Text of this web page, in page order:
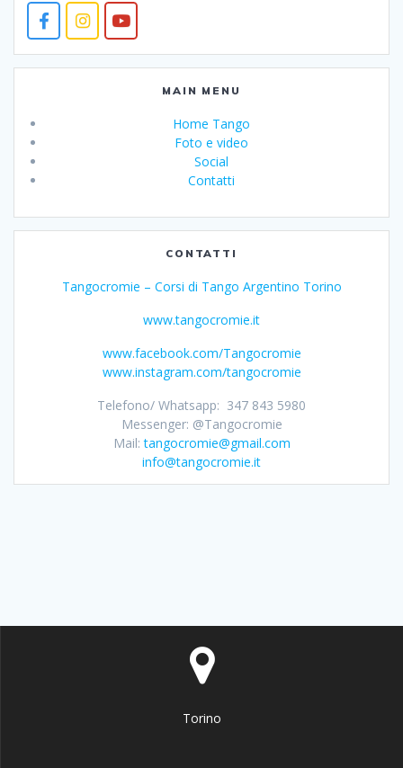
MAIN MENU
Home Tango
Foto e video
Social
Contatti
CONTATTI
Tangocromie – Corsi di Tango Argentino Torino
www.tangocromie.it
www.facebook.com/Tangocromie
www.instagram.com/tangocromie
Telefono/ Whatsapp: 347 843 5980
Messenger: @Tangocromie
Mail:tangocromie@gmail.com
info@tangocromie.it
Torino